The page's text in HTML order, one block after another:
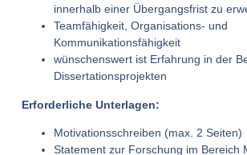
innerhalb einer Übergangsfrist zu
Teamfähigkeit, Organisations- und
Kommunikationsfähigkeit
wünschenswert ist Erfahrung in der
Dissertationsprojekten
Erforderliche Unterlagen:
Motivationsschreiben (max. 2 Seiten)
Statement zur Forschung im Bereich